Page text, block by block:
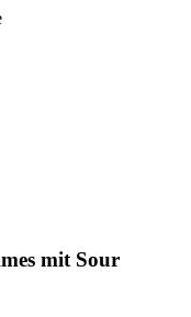
mit Sour